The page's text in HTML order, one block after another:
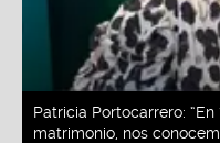
Patricia Portocarrero:
matrimonio, nos